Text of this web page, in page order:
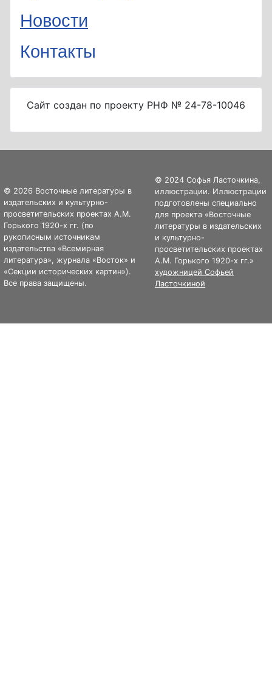
Новости
Контакты
Сайт создан по проекту РНФ № 24-78-10046
© 2026 Восточные литературы в
издательских и культурно-
просветительских проектах А.М.
Горького 1920-х гг. (по
рукописным источникам
издательства «Всемирная
литература», журнала «Восток» и
«Секции исторических картин»).
Все права защищены.
© 2024 Софья Ласточкина,
иллюстрации. Иллюстрации
подготовлены специально
для проекта «Восточные
литературы в издательских
и культурно-
просветительских проектах
А.М. Горького 1920-х гг.»
художницей Софьей
Ласточкиной